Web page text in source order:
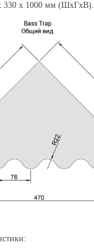
330 х 1000 мм (ШхГхВ).
: